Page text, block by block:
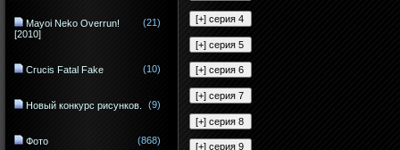
Mayoi Neko Overrun!
[2010]
(21)
Crucis Fatal Fake (10)
Новый конкурс рисунков. (9)
Фото (868)